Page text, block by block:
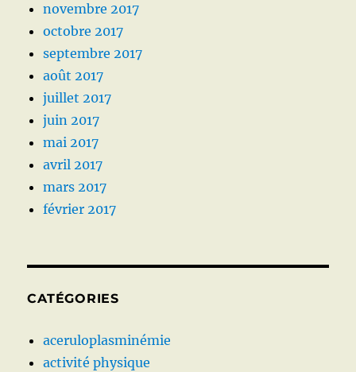
novembre 2017
octobre 2017
septembre 2017
août 2017
juillet 2017
juin 2017
mai 2017
avril 2017
mars 2017
février 2017
CATÉGORIES
aceruloplasminémie
activité physique